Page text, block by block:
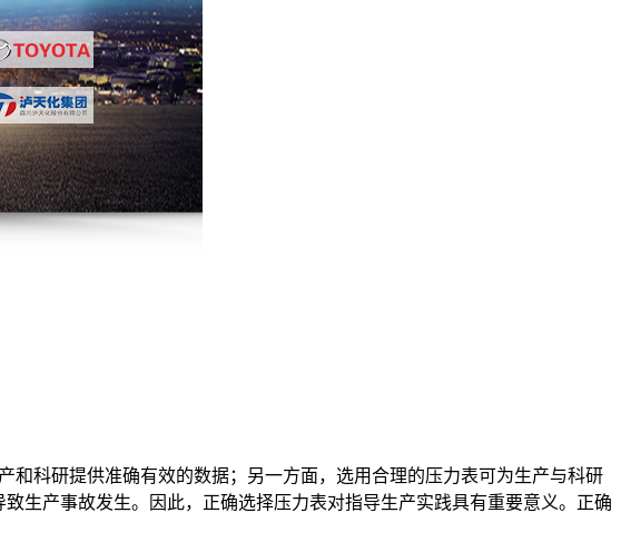
科研提供准确有效的数据；另一方面，选用合理的压力表可为生产与科研
生产事故发生。因此，正确选择压力表对指导生产实践具有重要意义。正确